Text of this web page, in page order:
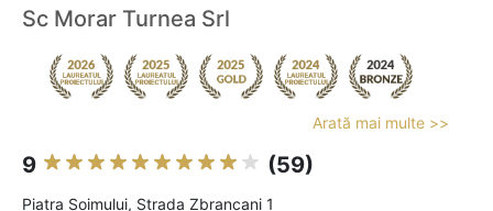
Sc Morar Turnea Srl
Arată mai multe >>
9 (59)
Piatra Şoimului, Strada Zbrancani 1